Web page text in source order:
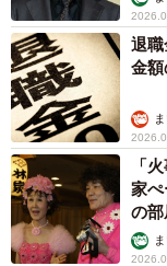
退
金
「
家
の